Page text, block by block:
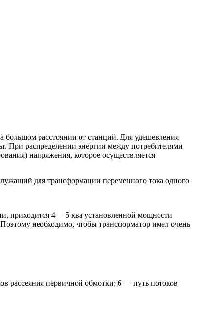
большом расстоянии от станций. Для удешевления
При распределении энергии между потребителями
напряжения, которое осуществляется
для трансформации переменного тока одного
приходится 4— 5 ква установленной мощности
необходимо, чтобы трансформатор имел очень
рассеяния первичной обмотки; 6 — путь потоков